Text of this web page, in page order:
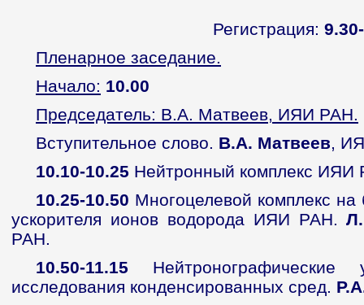
Регистрация:
Пленарное заседание.
Начало: 10.00
Председатель: В.А. Матвеев, ИЯИ РАН.
Вступительное слово. В.А. Матвеев,
10.10-10.25 Нейтронный комплекс
10.25-10.50 Многоцелевой комплекс на
ускорителя ионов водорода ИЯИ РАН.
РАН.
10.50-11.15
исследования конденсированных сред.